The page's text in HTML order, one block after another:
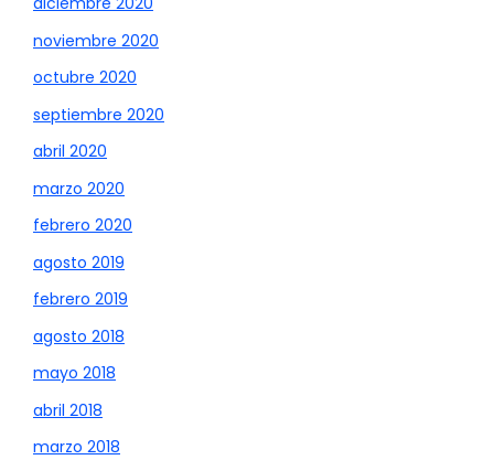
noviembre 2020
octubre 2020
septiembre 2020
abril 2020
marzo 2020
febrero 2020
agosto 2019
febrero 2019
agosto 2018
mayo 2018
abril 2018
marzo 2018